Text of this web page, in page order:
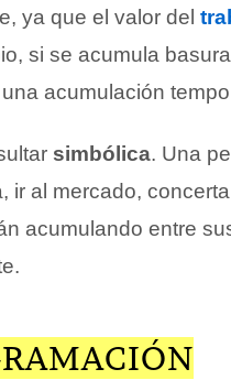
ya que el valor del
si se acumula
acumulación
simbólica. Una
ir al mercado,
acumulando entre